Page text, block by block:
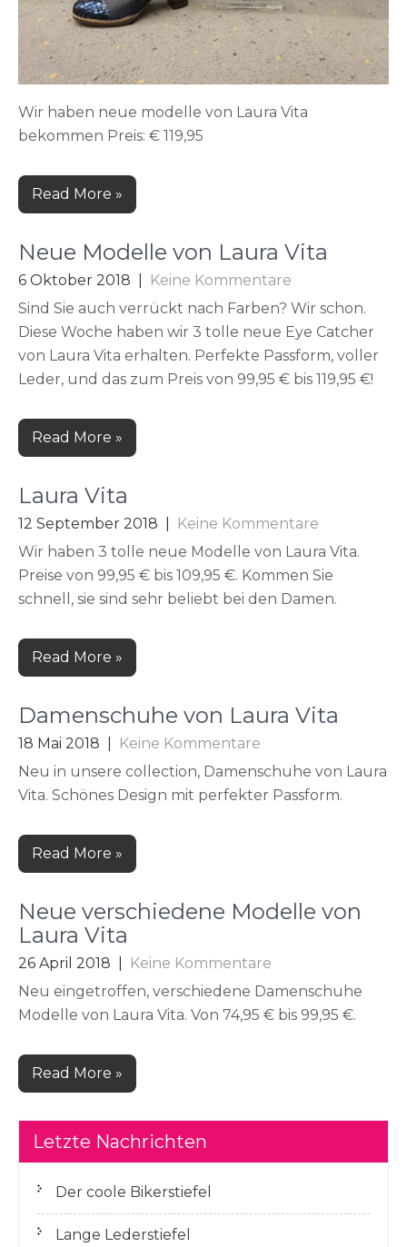
Wir haben neue modelle von Laura Vita
bekommen Preis: € 119,95
Read More »
Neue Modelle von Laura Vita
6 Oktober 2018
Keine Kommentare
Sind Sie auch verrückt nach Farben? Wir schon.
Diese Woche haben wir 3 tolle neue Eye Catcher
von Laura Vita erhalten. Perfekte Passform, voller
Leder, und das zum Preis von 99,95 € bis 119,95 €!
Read More »
Laura Vita
12 September 2018
Keine Kommentare
Wir haben 3 tolle neue Modelle von Laura Vita.
Preise von 99,95 € bis 109,95 €. Kommen Sie
schnell, sie sind sehr beliebt bei den Damen.
Read More »
Damenschuhe von Laura Vita
18 Mai 2018
Keine Kommentare
Neu in unsere collection, Damenschuhe von Laura
Vita. Schönes Design mit perfekter Passform.
Read More »
Neue verschiedene Modelle von
Laura Vita
26 April 2018
Keine Kommentare
Neu eingetroffen, verschiedene Damenschuhe
Modelle von Laura Vita. Von 74,95 € bis 99,95 €.
Read More »
Letzte Nachrichten
Der coole Bikerstiefel
Lange Lederstiefel